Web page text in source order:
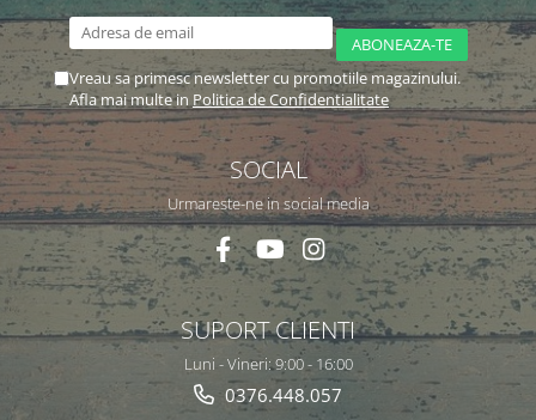
Vreau sa primesc newsletter cu promotiile magazinului.
Afla mai multe in Politica de Confidentialitate
SOCIAL
Urmareste-ne in social media
SUPORT CLIENTI
Luni - Vineri: 9:00 - 16:00
0376.448.057